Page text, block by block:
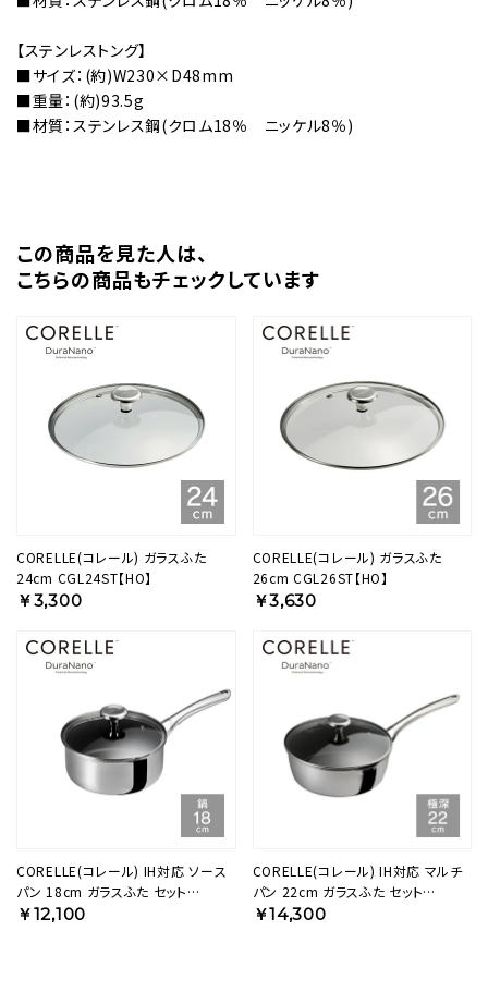
【ステンレストング】
■サイズ：(約)W230×D48mm
■重量：(約)93.5g
■材質：ステンレス鋼(クロム18％ ニッケル8％)
この商品を⾒た⼈は、
こちらの商品もチェックしています
CORELLE(コレール) ガラスふた
24cm CGL24ST【HO】
￥3,300
CORELLE(コレール) ガラスふた
26cm CGL26ST【HO】
￥3,630
CORELLE(コレール) IH対応 ソース
パン 18cm ガラスふた セット
CSS18SVWL【HO】
￥12,100
CORELLE(コレール) IH対応 マルチ
パン 22cm ガラスふた セット
CSMP22SVWL【HO】
￥14,300